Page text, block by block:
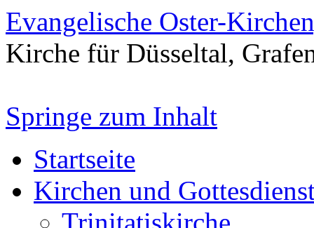
Evangelische Oster-
Kirche für Düsseltal,
Springe zum Inhalt
Startseite
Kirchen und